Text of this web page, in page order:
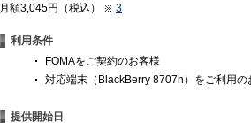
月額3,045円（税込）
3
利用条件
FOMAをご契約のお客様
対応端末（BlackBerry 8707h）をご利用の
提供開始日